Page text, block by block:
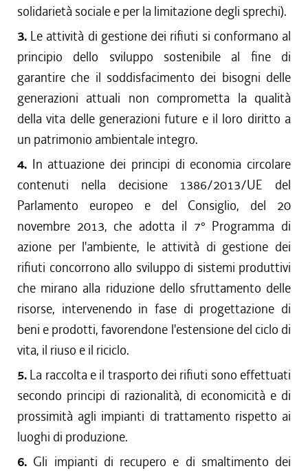
solidarietà sociale e per la limitazione degli sprechi).
3. Le attività di gestione dei rifiuti si conformano al
principio dello sviluppo sostenibile al fine di
garantire che il soddisfacimento dei bisogni delle
generazioni attuali non comprometta la qualità
della vita delle generazioni future e il loro diritto a
un patrimonio ambientale integro.
4. In attuazione dei principi di economia circolare
contenuti nella decisione 1386/2013/UE del
Parlamento europeo e del Consiglio, del 20
novembre 2013, che adotta il 7° Programma di
azione per l'ambiente, le attività di gestione dei
rifiuti concorrono allo sviluppo di sistemi produttivi
che mirano alla riduzione dello sfruttamento delle
risorse, intervenendo in fase di progettazione di
beni e prodotti, favorendone l'estensione del ciclo di
vita, il riuso e il riciclo.
5. La raccolta e il trasporto dei rifiuti sono effettuati
secondo principi di razionalità, di economicità e di
prossimità agli impianti di trattamento rispetto ai
luoghi di produzione.
6. Gli impianti di recupero e di smaltimento dei